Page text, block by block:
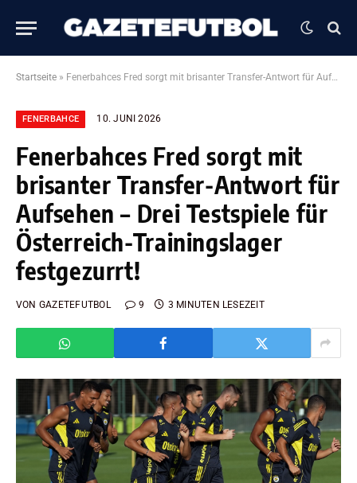
Startseite » Fenerbahces Fred sorgt mit brisanter Transfer-Antwort für Aufsehen – Drei Testspiele für Österreich-Trainingslager festgezurrt!
FENERBAHCE 10. JUNI 2026
Fenerbahces Fred sorgt mit
brisanter Transfer-Antwort für
Aufsehen – Drei Testspiele für
Österreich-Trainingslager
festgezurrt!
VON GAZETEFUTBOL 9 3 MINUTEN LESEZEIT